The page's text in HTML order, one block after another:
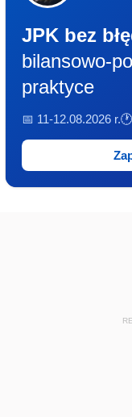
JPK bez
bilansowo-
praktyce
📅 11-12.08.2026 r.